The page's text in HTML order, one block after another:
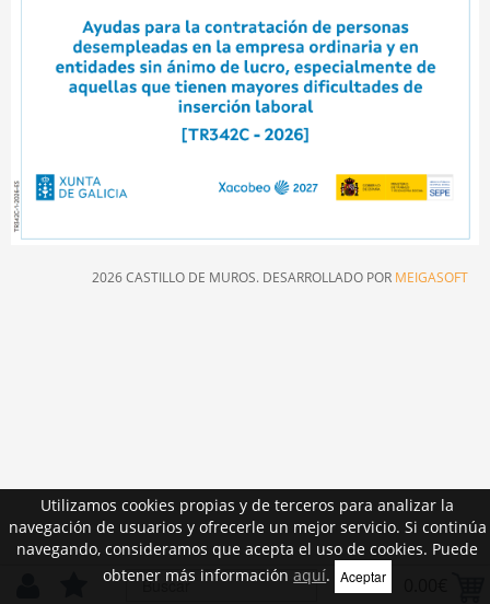
2026 CASTILLO DE MUROS. DESARROLLADO POR MEIGASOFT
Utilizamos cookies propias y de terceros para analizar la
navegación de usuarios y ofrecerle un mejor servicio. Si continúa
navegando, consideramos que acepta el uso de cookies. Puede
obtener más informaciónaquí. Aceptar